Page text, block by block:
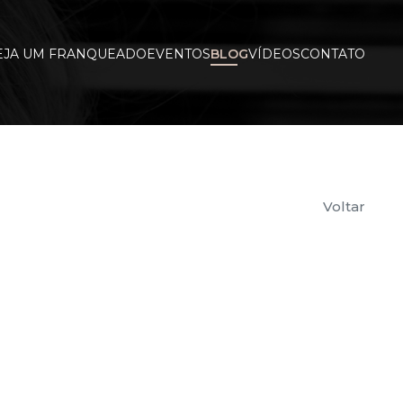
UM FRANQUEADOEVENTOSBLOGVÍDEOSCONTATO
Voltar